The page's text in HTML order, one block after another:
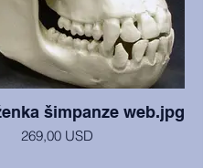
šimpanze web.jpg
269,00 USD